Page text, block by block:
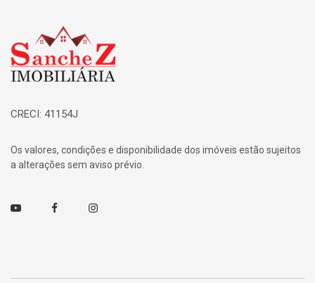
Página inicial
CRECI: 41154J
Os valores, condições e disponibilidade dos imóveis estão sujeitos
a alterações sem aviso prévio.
Youtube FacebookInstagram